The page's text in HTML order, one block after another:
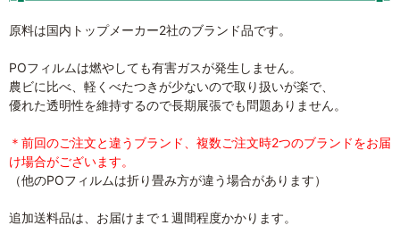
原料は国内トップメーカー2社のブランド品です。
POフィルムは燃やしても有害ガスが発生しません。
農ビに比べ、軽くべたつきが少ないので取り扱いが楽で、
優れた透明性を維持するので長期展張でも問題ありません。
＊前回のご注文と違うブランド、複数ご注文時2つのブランドをお届
け場合がございます。
（他のPOフィルムは折り畳み方が違う場合があります）
追加送料品は、お届けまで１週間程度かかります。